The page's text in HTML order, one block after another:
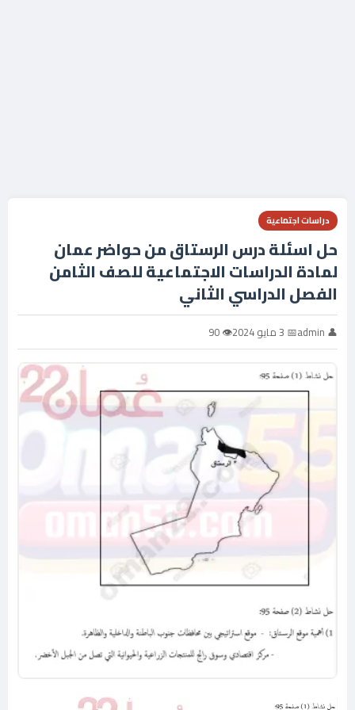
دراسات اجتماعية
حل اسئلة درس الرستاق من حواضر عمان
لمادة الدراسات الاجتماعية للصف الثامن
الفصل الدراسي الثاني
👤 admin 📅 3 مايو 2024 👁 90